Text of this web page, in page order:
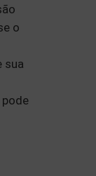
o
sua